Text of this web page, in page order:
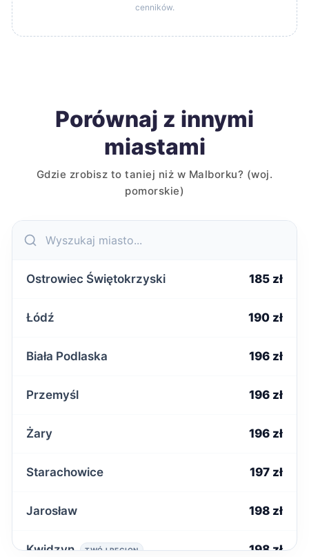
cenników.
Porównaj z innymi
miastami
Gdzie zrobisz to taniej niż w Malborku? (woj.
pomorskie)
Ostrowiec Świętokrzyski 185 zł
Łódź 190 zł
Biała Podlaska 196 zł
Przemyśl 196 zł
Żary 196 zł
Starachowice 197 zł
Jarosław 198 zł
Kwidzyn TWÓJ REGION 198 zł